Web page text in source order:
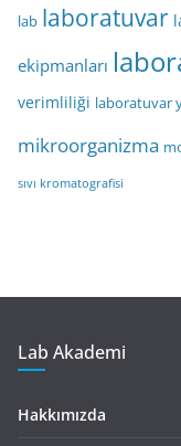
lab laboratuvar
ekipmanları
verimliliği laboratuvar
mikroorganizma
sıvı kromatografisi
Lab Akademi
Hakkımızda